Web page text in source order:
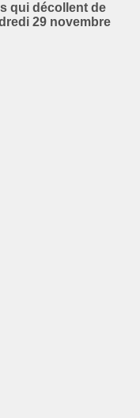
qui décollent de
29 novembre